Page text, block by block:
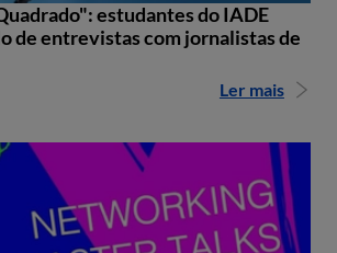
estudantes do IADE
de entrevistas com jornalistas de
Ler mais